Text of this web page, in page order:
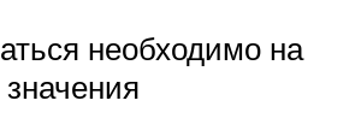
необходимо на